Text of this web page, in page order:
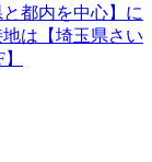
都内を中心】に
は【埼玉県さい